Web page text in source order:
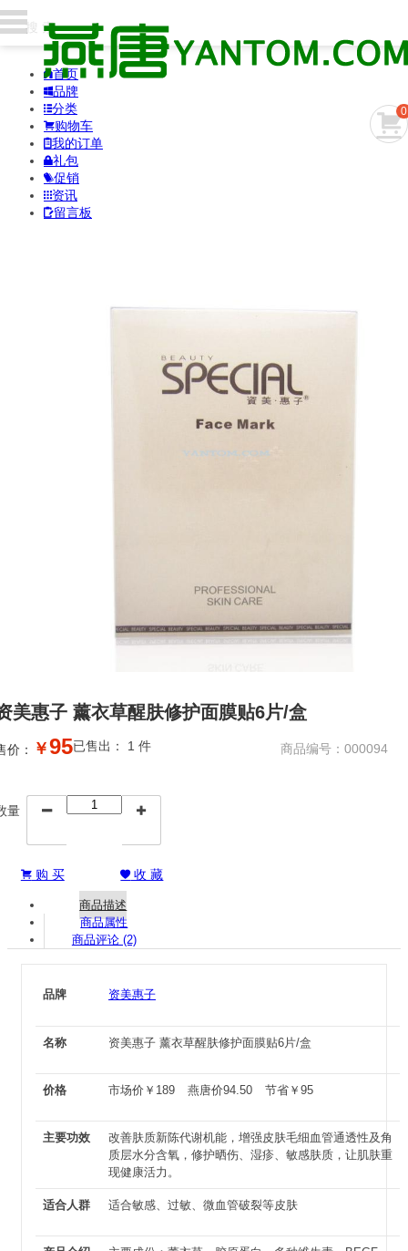
0
首页
品牌
分类
购物车
我的订单
礼包
促销
资讯
留言板
美惠子 薰衣草醒肤修护面膜贴6片/盒
价： ￥95 商品编号：000094
已售出： 1 件
量  
购 买 收 藏
商品描述
商品属性
商品评论 (2)
品牌 资美惠子
名称 资美惠子 薰衣草醒肤修护面膜贴6片/盒
价格 市场价 ￥ 189 燕唐价94.50 节省 ￥ 95
主要功效
改善肤质新陈代谢机能，增强皮肤毛细血管通透性及角
质层水分含氧，修护晒伤、湿疹、敏感肤质，让肌肤重
现健康活力。
适合人群 适合敏感、过敏、微血管破裂等皮肤